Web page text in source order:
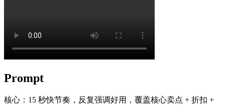
Prompt
核心：15 秒快节奏，反复强调好用，覆盖核心卖点 + 折扣 +